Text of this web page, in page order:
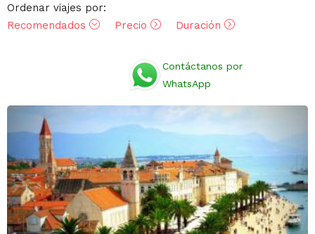
Ordenar viajes por:
Recomendados
Precio Duración
Contáctanos por
WhatsApp